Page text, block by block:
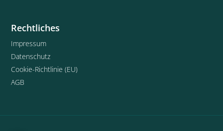
Rechtliches
Impressum
Datenschutz
Cookie-Richtlinie (EU)
AGB